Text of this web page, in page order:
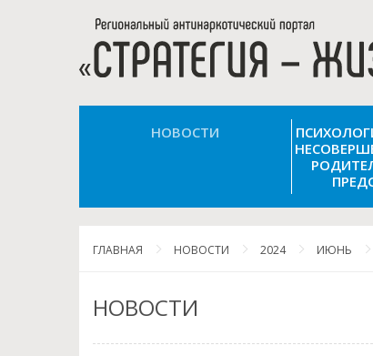
НОВОСТИ
ГЛАВНАЯ НОВОСТИ 2024 ИЮНЬ
НОВОСТИ